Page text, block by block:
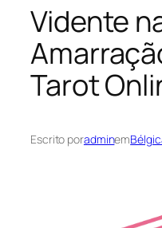
Vidente
Tarot
Escrito poradminem